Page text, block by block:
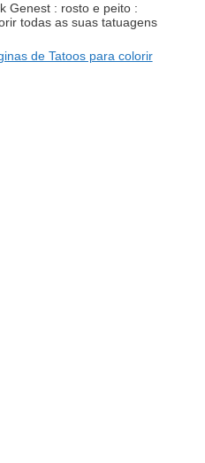
Genest : rosto e peito :
todas as suas tatuagens
de Tatoos para colorir